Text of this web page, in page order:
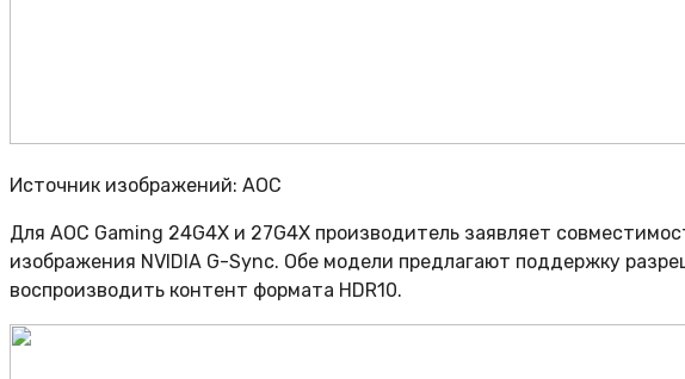
Источник изображений: AOC
Для AOC Gaming 24G4X и 27G4X производитель заявляет
изображения NVIDIA G-Sync. Обе модели предлагают поддержку
воспроизводить контент формата HDR10.